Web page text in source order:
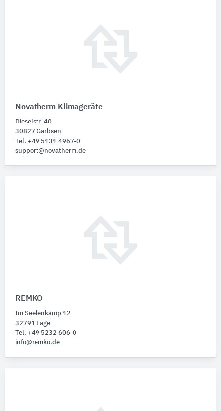
Novatherm Klimageräte
Dieselstr. 40
30827 Garbsen
Tel. +49 5131 4967-0
support@novatherm.de
REMKO
Im Seelenkamp 12
32791 Lage
Tel. +49 5232 606-0
info@remko.de